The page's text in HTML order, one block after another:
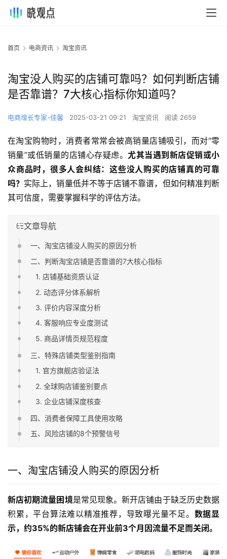
首页 电商资讯 淘宝资讯
淘宝没人购买的店铺可靠吗？如何判断店铺
是否靠谱？7大核心指标你知道吗？
电商增长专家-佳馨 2025-03-21 09:21 淘宝资讯 阅读 2659
在淘宝购物时，消费者常常会被高销量店铺吸引，而对“零
销量”或低销量的店铺心存疑虑。尤其当遇到新店促销或小
众商品时，很多人会纠结：这些没人购买的店铺真的可靠
吗？ 实际上，销量低并不等于店铺不靠谱，但如何精准判断
其可信度，需要掌握科学的评估方法。
文章导航
一、淘宝店铺没人购买的原因分析
二、判断淘宝店铺是否靠谱的7大核心指标
1. 店铺基础资质认证
2. 动态评分体系解析
3. 评价内容深度分析
4. 客服响应专业度测试
5. 商品详情页规范程度
三、特殊店铺类型鉴别指南
1. 官方旗舰店验证法
2. 全球购店铺鉴别要点
3. 企业店铺深度核查
四、消费者保障工具使用攻略
五、风险店铺的8个预警信号
一、淘宝店铺没人购买的原因分析
新店初期流量困境是常见现象。新开店铺由于缺乏历史数据
积累，平台算法难以精准推荐，导致曝光量不足。 数据显
示，约35%的新店铺会在开业前3个月因流量不足而关闭。